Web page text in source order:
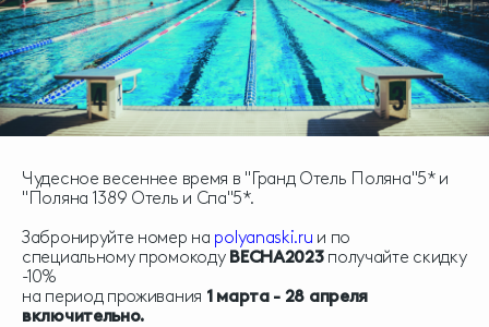
Чудесное весеннее время в "Гранд Отель Поляна"5* и
"Поляна 1389 Отель и Спа"5*.
Забронируйте номер на polyanaski.ru и по
специальному промокоду ВЕСНА2023получайте скидку
-10%
на период проживания 1 марта - 28 апреля
включительно.